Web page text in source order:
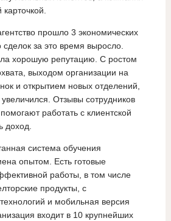
карточкой.
прошло 3 экономических
сделок за это время выросло.
хорошую репутацию. С ростом
выходом организации на
и открытием новых отделений,
увеличился. Отзывы сотрудников
работать с клиентской
доход.
система обучения
опытом. Есть готовые
работы, в том числе
продукты, с
и мобильная версия
входит в 10 крупнейших